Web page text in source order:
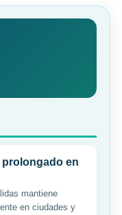
en
mantiene
en ciudades y